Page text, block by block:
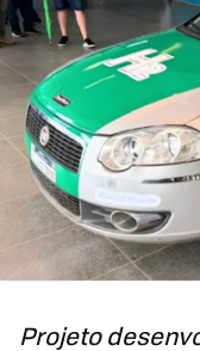
Projeto